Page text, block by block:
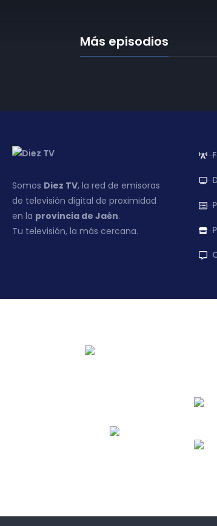
Más episodios
Somos Diez TV, la red de emisoras
de televisión digital de proximidad
en la provincia de Jaén.
Tu televisión, la más cercana.